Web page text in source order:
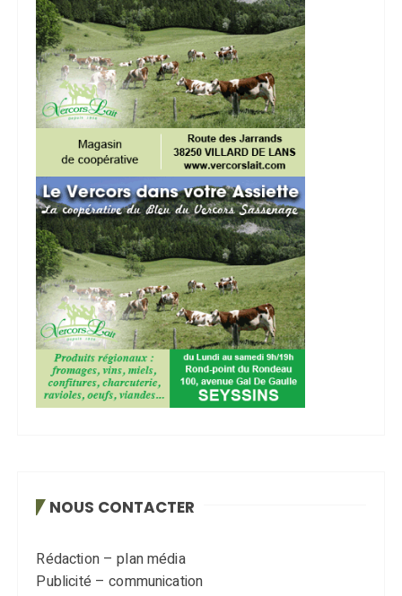
NOUS CONTACTER
Rédaction – plan média
Publicité – communication